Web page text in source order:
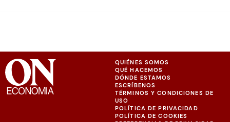
QUIÉNES SOMOS
QUÉ HACEMOS
DÓNDE ESTAMOS
ESCRÍBENOS
TÉRMINOS Y CONDICIONES DE
USO
POLÍTICA DE PRIVACIDAD
POLÍTICA DE COOKIES